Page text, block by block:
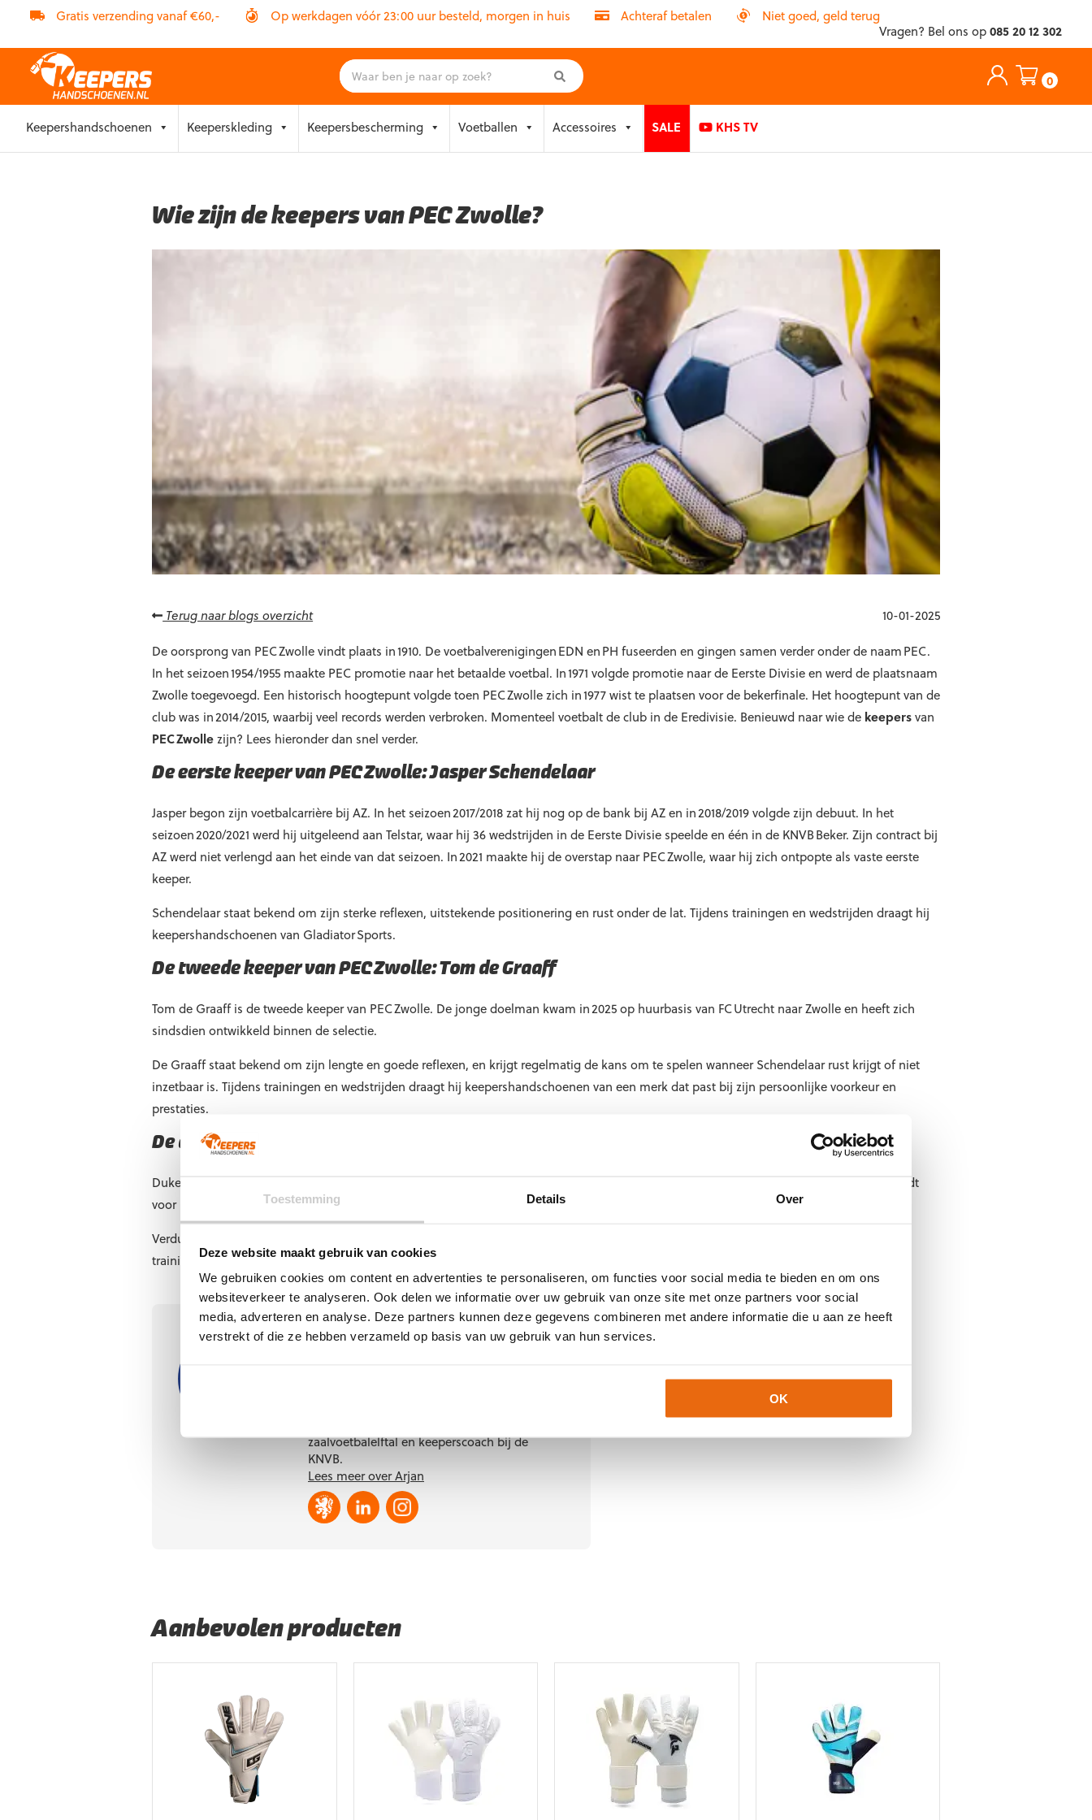
Toestemming Details Over
Deze website maakt gebruik van cookies
We gebruiken cookies om content en advertenties te personaliseren, om functies voor social media te bieden en om ons
websiteverkeer te analyseren. Ook delen we informatie over uw gebruik van onze site met onze partners voor social
media, adverteren en analyse. Deze partners kunnen deze gegevens combineren met andere informatie die u aan ze heeft
verstrekt of die ze hebben verzameld op basis van uw gebruik van hun services.
OK
Gratis verzending vanaf €60,- Op werkdagen vóór 23:00 uur besteld, morgen in huis Achteraf betalen
Niet goed, geld terug
Vragen? Bel ons op085 20 12 302
0
toKeepershandschoenen Keeperskleding Keepersbescherming Voetballen Accessoires SALE KHS TV
Wie zijn de keepers van PEC Zwolle?
Terug naar blogs overzicht
10-01-2025
De oorsprong van PEC Zwolle vindt plaats in 1910. De voetbalverenigingen EDN en PH fuseerden en gingen samen verder onder de naam PEC.
In het seizoen 1954/1955 maakte PEC promotie naar het betaalde voetbal. In 1971 volgde promotie naar de Eerste Divisie en werd de plaatsnaam
Zwolle toegevoegd. Een historisch hoogtepunt volgde toen PEC Zwolle zich in 1977 wist te plaatsen voor de bekerfinale. Het hoogtepunt van de
club was in 2014/2015, waarbij veel records werden verbroken. Momenteel voetbalt de club in de Eredivisie. Benieuwd naar wie de keepersvan
PEC Zwollezijn? Lees hieronder dan snel verder.
De eerste keeper van PEC Zwolle: Jasper Schendelaar
Jasper begon zijn voetbalcarrière bij AZ. In het seizoen 2017/2018 zat hij nog op de bank bij AZ en in 2018/2019 volgde zijn debuut. In het
seizoen 2020/2021 werd hij uitgeleend aan Telstar, waar hij 36 wedstrijden in de Eerste Divisie speelde en één in de KNVB Beker. Zijn contract bij
AZ werd niet verlengd aan het einde van dat seizoen. In 2021 maakte hij de overstap naar PEC Zwolle, waar hij zich ontpopte als vaste eerste
keeper.
Schendelaar staat bekend om zijn sterke reflexen, uitstekende positionering en rust onder de lat. Tijdens trainingen en wedstrijden draagt hij
keepershandschoenen van Gladiator Sports.
De tweede keeper van PEC Zwolle: Tom de Graaff
Tom de Graaff is de tweede keeper van PEC Zwolle. De jonge doelman kwam in 2025 op huurbasis van FC Utrecht naar Zwolle en heeft zich
sindsdien ontwikkeld binnen de selectie.
De Graaff staat bekend om zijn lengte en goede reflexen, en krijgt regelmatig de kans om te spelen wanneer Schendelaar rust krijgt of niet
inzetbaar is. Tijdens trainingen en wedstrijden draagt hij keepershandschoenen van een merk dat past bij zijn persoonlijke voorkeur en
prestaties.
De derde keeper van PEC Zwolle: Duke Verduin
Duke Verduin is de derde keeper binnen de selectie van PEC Zwolle. Hij maakt deel uit van de groep doelmannen die klaargestoomd wordt
voor meer speelminuten en ervaring in het eerste elftal.
Verduin werkt hard om zijn kwaliteiten verder te ontwikkelen en ondersteunt de club waar nodig gedurende het seizoen, zowel tijdens
trainingen als wedstrijden.
Geschreven door
zaalvoetbalelftal en keeperscoach bij de
KNVB.
Lees meer over Arjan
Aanbevolen producten